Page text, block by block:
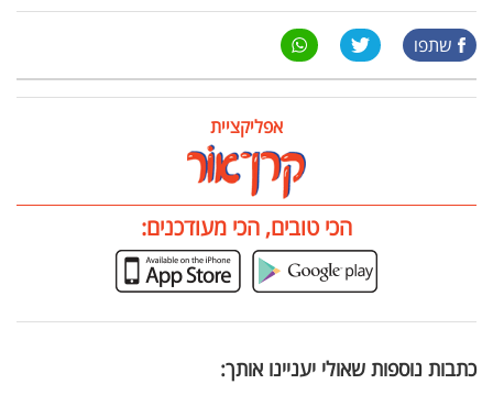
שתפו
אפליקציית
הכי טובים, הכי מעודכנים:
כתבות נוספות שאולי יעניינו אותך: